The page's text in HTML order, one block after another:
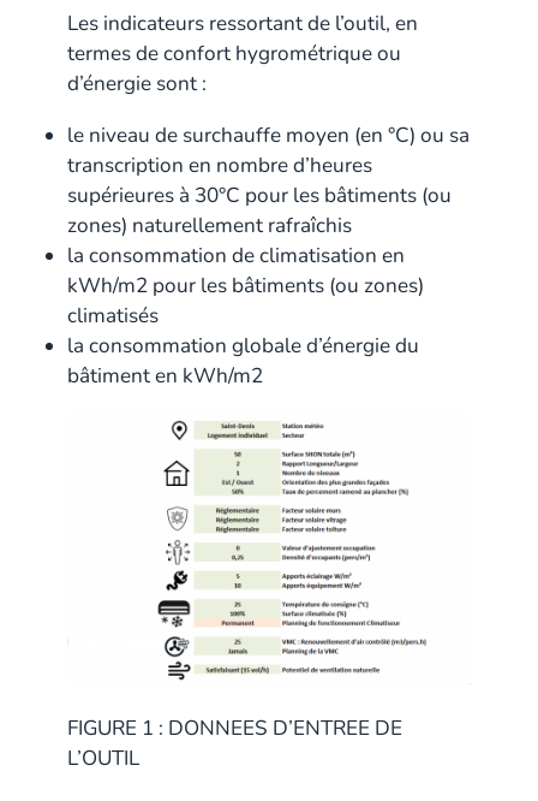
Les indicateurs ressortant de l’outil, en
termes de confort hygrométrique ou
d’énergie sont :
le niveau de surchauffe moyen (en °C) ou sa
transcription en nombre d’heures
supérieures à 30°C pour les bâtiments (ou
zones) naturellement rafraîchis
la consommation de climatisation en
kWh/m2 pour les bâtiments (ou zones)
climatisés
la consommation globale d’énergie du
bâtiment en kWh/m2
FIGURE 1 : DONNEES D’ENTREE DE
L’OUTIL